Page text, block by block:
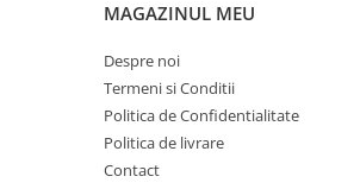
MAGAZINUL MEU
Despre noi
Termeni si Conditii
Politica de Confidentialitate
Politica de livrare
Contact